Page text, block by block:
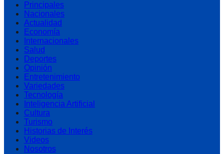
Principales
Nacionales
Actualidad
Economía
Internacionales
Salud
Deportes
Opinión
Entretenimiento
Variedades
Tecnología
Inteligencia Artificial
Cultura
Turismo
Historias de Interés
Videos
Nosotros